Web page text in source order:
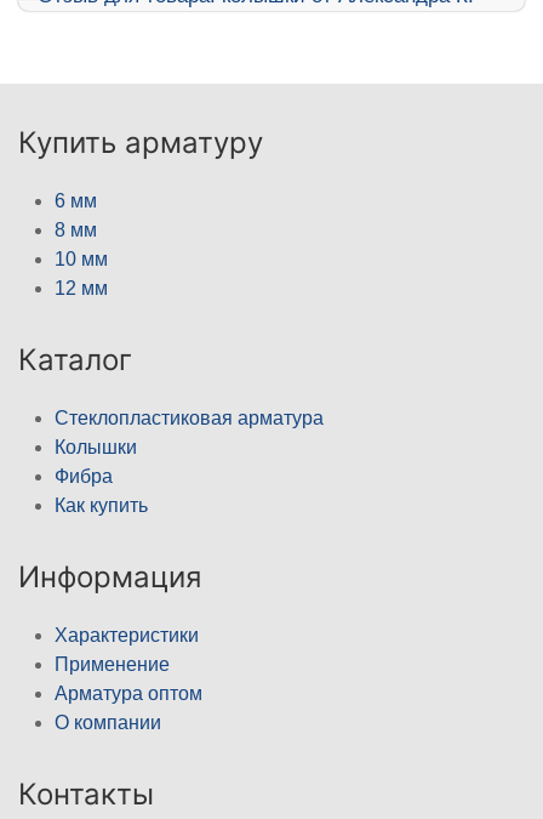
Купить арматуру
6 мм
8 мм
10 мм
12 мм
Каталог
Стеклопластиковая арматура
Колышки
Фибра
Как купить
Информация
Характеристики
Применение
Арматура оптом
О компании
Контакты